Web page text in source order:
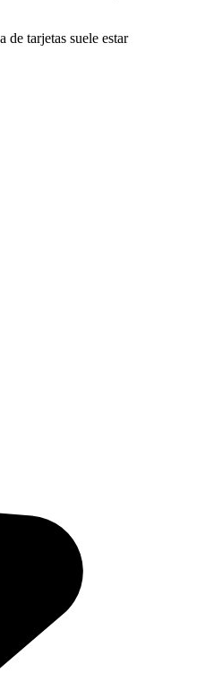
de tarjetas suele estar